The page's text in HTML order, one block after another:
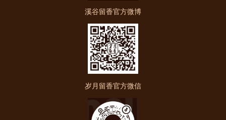
溪谷留香官方微博
岁月留香官方微信